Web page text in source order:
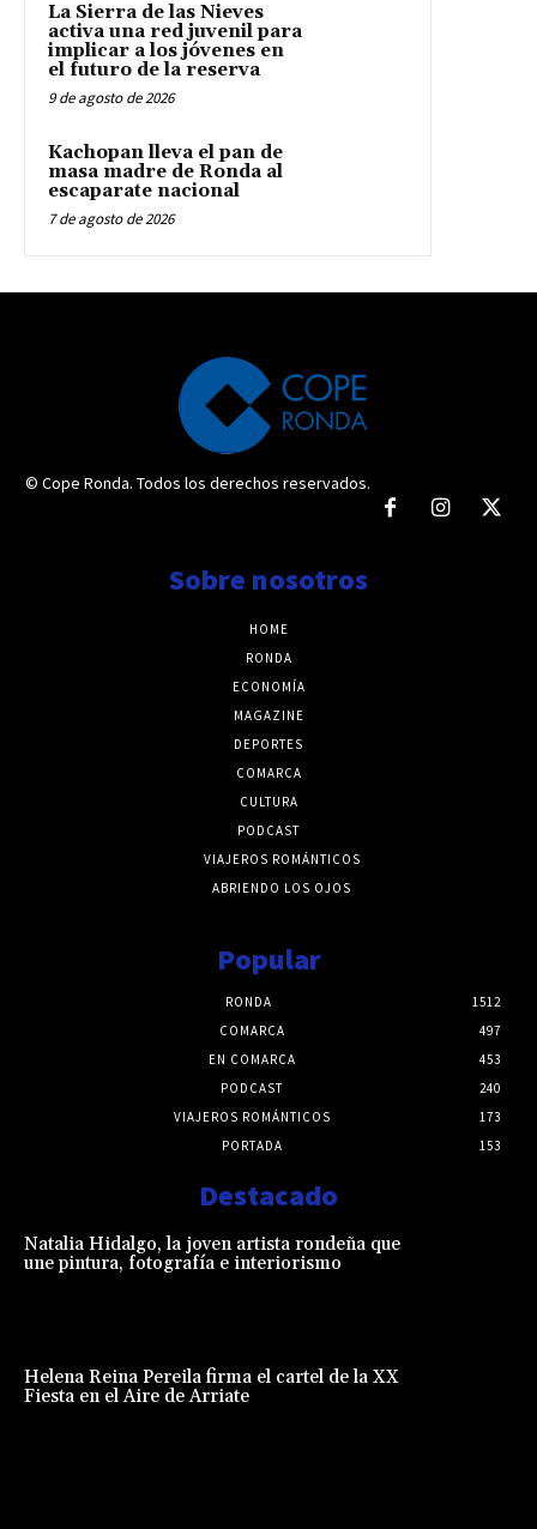
La Sierra de las Nieves
activa una red juvenil para
implicar a los jóvenes en
el futuro de la reserva
9 de agosto de 2026
Kachopan lleva el pan de
masa madre de Ronda al
escaparate nacional
7 de agosto de 2026
© Cope Ronda. Todos los derechos reservados.
Sobre nosotros
HOME
RONDA
ECONOMÍA
MAGAZINE
DEPORTES
COMARCA
CULTURA
PODCAST
VIAJEROS ROMÁNTICOS
ABRIENDO LOS OJOS
Popular
RONDA
1512
COMARCA
497
EN COMARCA
453
PODCAST
240
VIAJEROS ROMÁNTICOS
173
PORTADA
153
Destacado
Natalia Hidalgo, la joven artista rondeña que
une pintura, fotografía e interiorismo
Helena Reina Pereila firma el cartel de la XX
Fiesta en el Aire de Arriate